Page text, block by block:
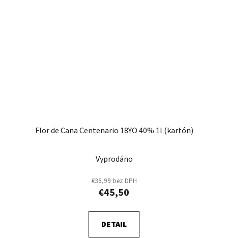
Flor de Cana Centenario 18YO 40% 1l (kartón)
Vyprodáno
€36,99 bez DPH
€45,50
DETAIL